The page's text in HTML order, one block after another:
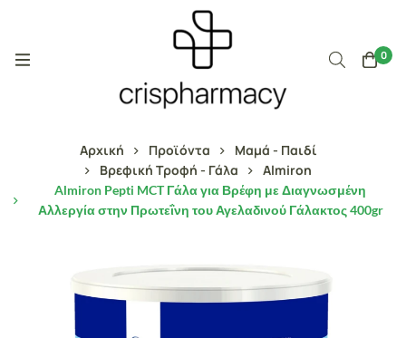
0
Αρχική Προϊόντα
Μαμά - Παιδί
Βρεφική Τροφή - Γάλα
Almiron
Almiron Pepti MCT Γάλα για Βρέφη με Διαγνωσμένη
Αλλεργία στην Πρωτεΐνη του Αγελαδινού Γάλακτος 400gr